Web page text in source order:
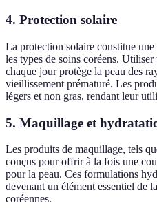
4. Protection solaire
La protection solaire constitue
les types de soins coréens.
chaque jour protège la peau des
vieillissement prématuré. Les
légers et non gras, rendant leur
5. Maquillage et
Les produits de maquillage, tels
conçus pour offrir à la fois une
pour la peau. Ces formulations
devenant un élément essentiel de
coréennes.